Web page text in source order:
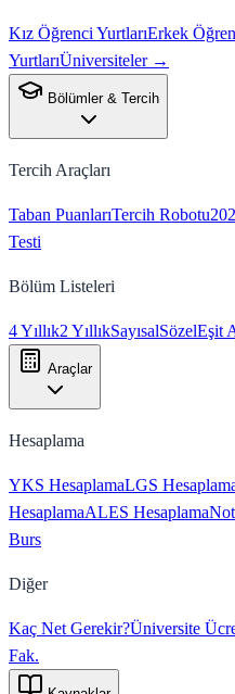
Kız Öğrenci YurtlarıErkek
YurtlarıÜniversiteler →
Bölümler & Tercih
Tercih Araçları
Taban PuanlarıTercih Robotu
Testi
Bölüm Listeleri
4 Yıllık2 YıllıkSayısalSözelEşit
Araçlar
Hesaplama
YKS HesaplamaLGS
HesaplamaALES Hesaplama
Burs
Diğer
Kaç Net Gerekir?Üniversite
Fak.